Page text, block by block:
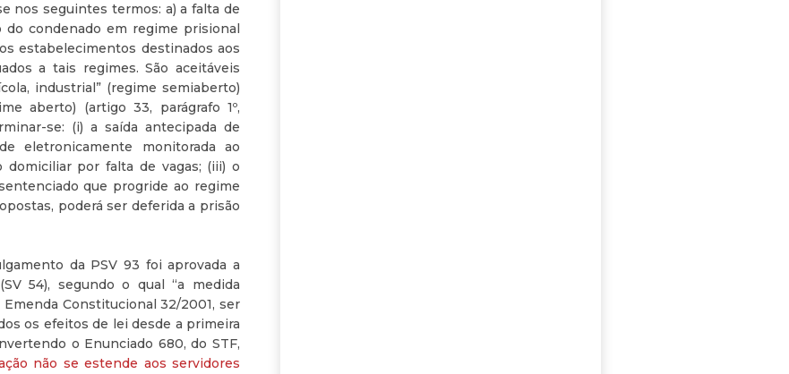
nos seguintes termos: a) a falta de
condenado em regime prisional
estabelecimentos destinados aos
a tais regimes. São aceitáveis
industrial” (regime semiaberto)
aberto) (artigo 33, parágrafo 1º,
se: (i) a saída antecipada de
eletronicamente monitorada ao
por falta de vagas; (iii) o
que progride ao regime
poderá ser deferida a prisão
da PSV 93 foi aprovada a
54), segundo o qual “a medida
Constitucional 32/2001, ser
os efeitos de lei desde a primeira
o Enunciado 680, do STF,
não se estende aos servidores